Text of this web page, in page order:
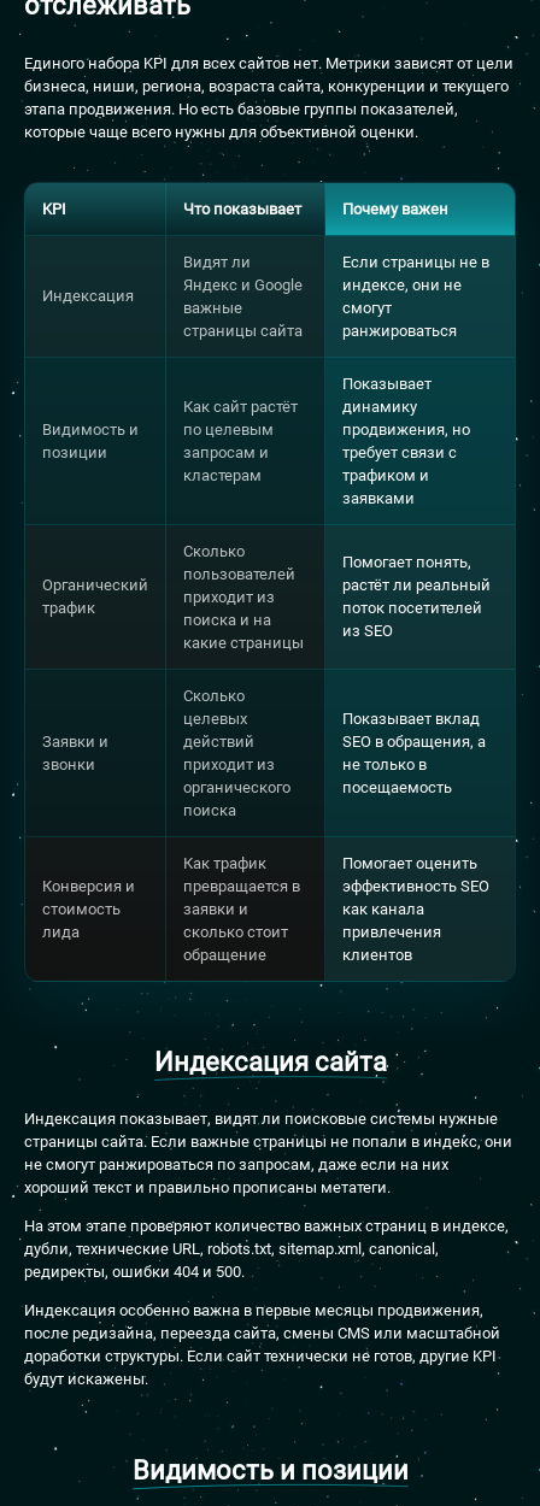
Единого набора KPI для всех сайтов нет. Метрики зависят от цели
бизнеса, ниши, региона, возраста сайта, конкуренции и текущего
этапа продвижения. Но есть базовые группы показателей,
которые чаще всего нужны для объективной оценки.
KPI Что показывает Почему важен
Индексация
Видят ли
Яндекс и Google
важные
страницы сайта
Если страницы не в
индексе, они не
смогут
ранжироваться
Видимость и
позиции
Как сайт растёт
по целевым
запросам и
кластерам
Показывает
динамику
продвижения, но
требует связи с
трафиком и
заявками
Органический
трафик
Сколько
пользователей
приходит из
поиска и на
какие страницы
Помогает понять,
растёт ли реальный
поток посетителей
из SEO
Заявки и
звонки
Сколько
целевых
действий
приходит из
органического
поиска
Показывает вклад
SEO в обращения, а
не только в
посещаемость
Конверсия и
стоимость
лида
Как трафик
превращается в
заявки и
сколько стоит
обращение
Помогает оценить
эффективность SEO
как канала
привлечения
клиентов
Индексация сайта
Индексация показывает, видят ли поисковые системы нужные
страницы сайта. Если важные страницы не попали в индекс, они
не смогут ранжироваться по запросам, даже если на них
хороший текст и правильно прописаны метатеги.
На этом этапе проверяют количество важных страниц в индексе,
дубли, технические URL, robots.txt, sitemap.xml, canonical,
редиректы, ошибки 404 и 500.
Индексация особенно важна в первые месяцы продвижения,
после редизайна, переезда сайта, смены CMS или масштабной
доработки структуры. Если сайт технически не готов, другие KPI
будут искажены.
Видимость и позиции